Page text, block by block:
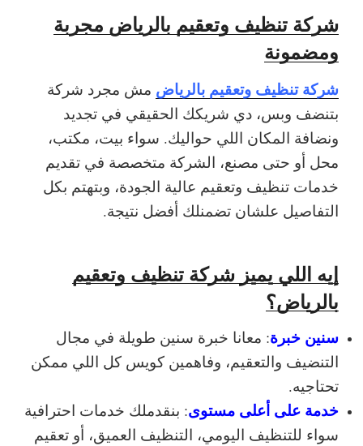
شركة تنظيف وتعقيم بالرياض مجربة
ومضمونة
شركة تنظيف وتعقيم بالرياض مش مجرد شركة
بتنضف وبس، دي شريكك الحقيقي في تجديد
ونضافة المكان اللي حواليك. سواء بيت، مكتب،
محل أو حتى مصنع، الشركة متخصصة في تقديم
خدمات تنظيف وتعقيم عالية الجودة، وبتهتم بكل
التفاصيل علشان تضمنلك أفضل نتيجة.
إيه اللي يميز شركة تنظيف وتعقيم
بالرياض؟
سنين خبرة: معانا خبرة سنين طويلة في مجال
التنضيف والتعقيم، وفاهمين كويس كل اللي ممكن
تحتاجيه.
خدمة على أعلى مستوى: بنقدملك خدمات احترافية
سواء للتنظيف اليومي، التنظيف العميق، أو تعقيم